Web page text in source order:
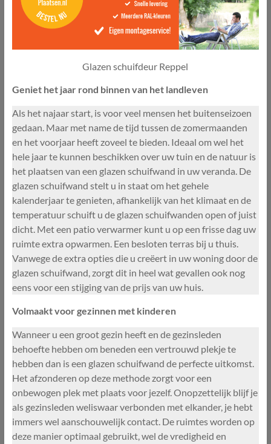
Glazen schuifdeur Reppel
Geniet het jaar rond binnen van het landleven
Als het najaar start, is voor veel mensen het buitenseizoen
gedaan. Maar met name de tijd tussen de zomermaanden
en het voorjaar heeft zoveel te bieden. Ideaal om wel het
hele jaar te kunnen beschikken over uw tuin en de natuur is
het plaatsen van een glazen schuifwand in uw veranda. De
glazen schuifwand stelt u in staat om het gehele
kalenderjaar te genieten, afhankelijk van het klimaat en de
temperatuur schuift u de glazen schuifwanden open of juist
dicht. Met een patio verwarmer kunt u op een frisse dag uw
ruimte extra opwarmen. Een besloten terras bij u thuis.
Vanwege de extra opties die u creëert in uw woning door de
glazen schuifwand, zorgt dit in heel wat gevallen ook nog
eens voor een stijging van de prijs van uw huis.
Volmaakt voor gezinnen met kinderen
Wanneer u een groot gezin heeft en de gezinsleden
behoefte hebben om beneden een vertrouwd plekje te
hebben dan is een glazen schuifwand de perfecte uitkomst.
Het afzonderen op deze methode zorgt voor een
onbewogen plek met plaats voor jezelf. Onopzettelijk blijf je
als gezinsleden weliswaar verbonden met elkander, je hebt
immers wel aanschouwelijk contact. De ruimtes worden op
deze manier optimaal gebruikt, wel de vredigheid en